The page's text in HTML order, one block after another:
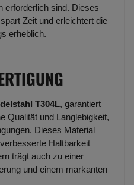
erforderlich sind. Dieses
Zeit und erleichtert die
erheblich.
T304L, garantiert
Qualität und Langlebigkeit,
Dieses Material
Haltbarkeit
trägt auch zu einer
und einem markanten